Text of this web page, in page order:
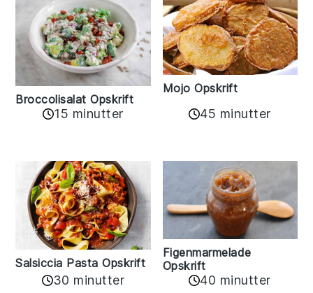
Broccolisalat Opskrift
15 minutter
Mojo Opskrift
45 minutter
Salsiccia Pasta Opskrift
30 minutter
Figenmarmelade
Opskrift
40 minutter